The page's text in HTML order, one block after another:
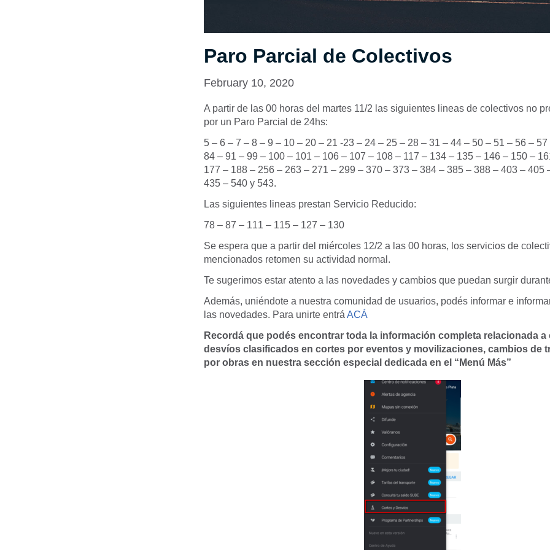
Paro Parcial de Colectivos
February 10, 2020
A partir de las 00 horas del martes 11/2 las siguientes lineas de colectivos no
por un Paro Parcial de 24hs:
5 – 6 – 7 – 8 – 9 – 10 – 20 – 21 -23 – 24 – 25 – 28 – 31 – 44 – 50 – 51 – 56 –
84 – 91 – 99 – 100 – 101 – 106 – 107 – 108 – 117 – 134 – 135 – 146 – 150 –
177 – 188 – 256 – 263 – 271 – 299 – 370 – 373 – 384 – 385 – 388 – 403 – 405
435 – 540 y 543.
Las siguientes lineas prestan Servicio Reducido:
78 – 87 – 111 – 115 – 127 – 130
Se espera que a partir del miércoles 12/2 a las 00 horas, los servicios de
mencionados retomen su actividad normal.
Te sugerimos estar atento a las novedades y cambios que puedan surgir
Además, uniéndote a nuestra comunidad de usuarios, podés informar e
las novedades. Para unirte entrá ACÁ
Recordá que podés encontrar toda la información completa relacionada a
desvíos clasificados en cortes por eventos y movilizaciones, cambios de
por obras en nuestra sección especial dedicada en el “Menú Más”